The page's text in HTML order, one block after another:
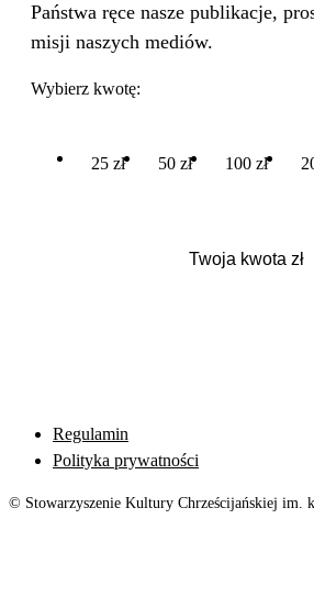
Państwa ręce nasze publikacje,
misji naszych mediów.
Wybierz kwotę:
25 zł 50 zł 100 zł
Regulamin
Polityka prywatności
© Stowarzyszenie Kultury Chrześcijańskiej im.